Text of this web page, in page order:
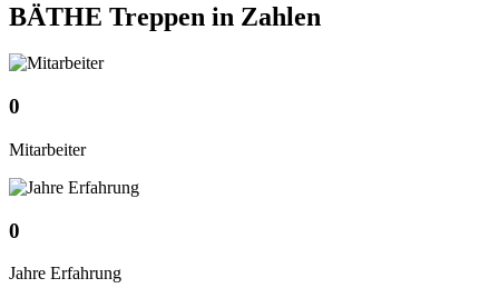
BÄTHE Treppen in Zahlen
0
Mitarbeiter
0
Jahre Erfahrung